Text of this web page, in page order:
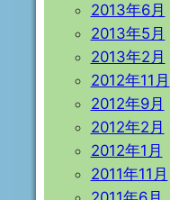
2013年6月
2013年5月
2013年2月
2012年11月
2012年9月
2012年2月
2012年1月
2011年11月